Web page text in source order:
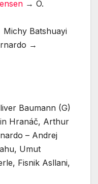
→ O.
Michy Batshuayi
→
Baumann (G)
Hranáč, Arthur
– Andrej
Umut
Fisnik Asllani,